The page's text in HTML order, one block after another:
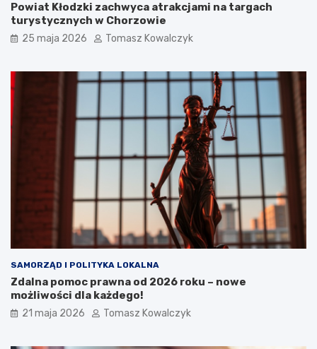
Powiat Kłodzki zachwyca atrakcjami na targach
turystycznych w Chorzowie
25 maja 2026 Tomasz Kowalczyk
SAMORZĄD I POLITYKA LOKALNA
Zdalna pomoc prawna od 2026 roku – nowe
możliwości dla każdego!
21 maja 2026 Tomasz Kowalczyk